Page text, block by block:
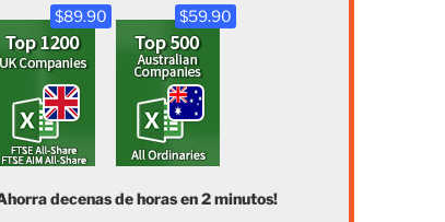
$89.90 $59.90
decenas de horas en 2 minutos!